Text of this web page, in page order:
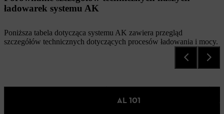
ładowarek systemu AK
Poniższa tabela dotycząca systemu AK zawiera przegląd
szczegółów technicznych dotyczących procesów ładowania i mocy.
AL 101